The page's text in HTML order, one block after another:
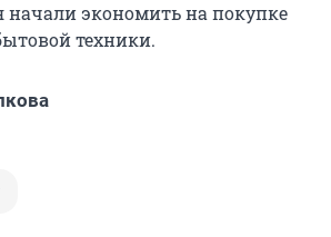
начали экономить на покупке
техники.